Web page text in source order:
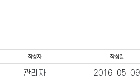
관리자 2016-05-09